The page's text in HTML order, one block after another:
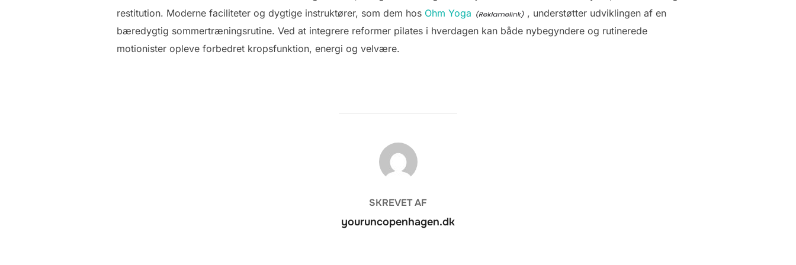
restitution. Moderne faciliteter og dygtige instruktører, som dem hos Ohm Yoga
, understøtter udviklingen af en
bæredygtig sommertræningsrutine. Ved at integrere reformer pilates i hverdagen kan både nybegyndere og rutinerede
motionister opleve forbedret kropsfunktion, energi og velvære.
FORFATTER
SKREVET AF
youruncopenhagen.dk